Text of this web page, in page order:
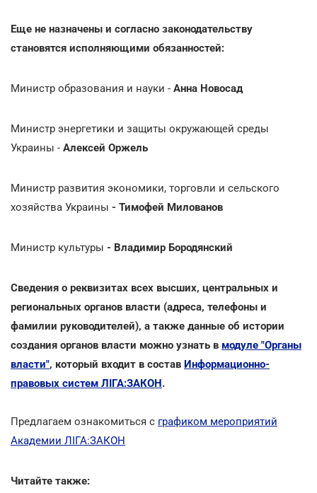
Еще не назначены и согласно законодательству
становятся исполняющими обязанностей:
Министр образования и науки - Анна Новосад
Министр энергетики и защиты окружающей среды
Украины - Алексей Оржель
Министр развития экономики, торговли и сельского
хозяйства Украины - Тимофей Милованов
Министр культуры - Владимир Бородянский
Сведения о реквизитах всех высших, центральных и
региональных органов власти (адреса, телефоны и
фамилии руководителей), а также данные об истории
создания органов власти можно узнать в модуле "Органы
власти", который входит в состав Информационно-
правовых систем ЛІГА:ЗАКОН.
Предлагаем ознакомиться с графиком мероприятий
Академии ЛІГА:ЗАКОН
Читайте также: